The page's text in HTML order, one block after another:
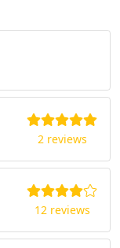
2 reviews
12 reviews